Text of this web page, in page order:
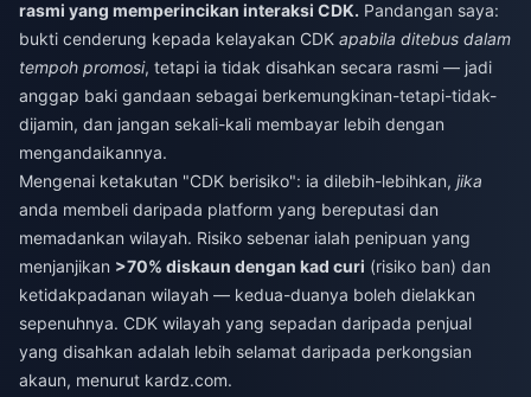
rasmi yang memperincikan interaksi CDK. Pandangan saya:
bukti cenderung kepada kelayakan CDK apabila ditebus dalam
tempoh promosi, tetapi ia tidak disahkan secara rasmi — jadi
anggap baki gandaan sebagai berkemungkinan-tetapi-tidak-
dijamin, dan jangan sekali-kali membayar lebih dengan
mengandaikannya.
Mengenai ketakutan "CDK berisiko": ia dilebih-lebihkan, jika
anda membeli daripada platform yang bereputasi dan
memadankan wilayah. Risiko sebenar ialah penipuan yang
menjanjikan >70% diskaun dengan kad curi (risiko ban) dan
ketidakpadanan wilayah — kedua-duanya boleh dielakkan
sepenuhnya. CDK wilayah yang sepadan daripada penjual
yang disahkan adalah lebih selamat daripada perkongsian
akaun, menurut kardz.com.